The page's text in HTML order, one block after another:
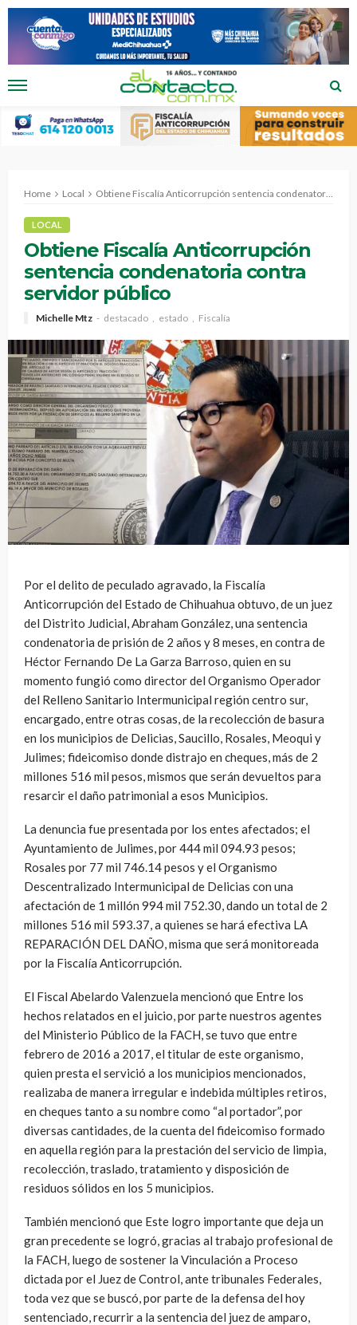
Home Local Obtiene Fiscalía Anticorrupción sentencia condenatoria contra servidor público
LOCAL
Obtiene Fiscalía Anticorrupción
sentencia condenatoria contra
servidor público
Michelle Mtz destacado estado Fiscalía
Por el delito de peculado agravado, la Fiscalía
Anticorrupción del Estado de Chihuahua obtuvo, de un juez
del Distrito Judicial, Abraham González, una sentencia
condenatoria de prisión de 2 años y 8 meses, en contra de
Héctor Fernando De La Garza Barroso, quien en su
momento fungió como director del Organismo Operador
del Relleno Sanitario Intermunicipal región centro sur,
encargado, entre otras cosas, de la recolección de basura
en los municipios de Delicias, Saucillo, Rosales, Meoqui y
Julimes; fideicomiso donde distrajo en cheques, más de 2
millones 516 mil pesos, mismos que serán devueltos para
resarcir el daño patrimonial a esos Municipios.
La denuncia fue presentada por los entes afectados; el
Ayuntamiento de Julimes, por 444 mil 094.93 pesos;
Rosales por 77 mil 746.14 pesos y el Organismo
Descentralizado Intermunicipal de Delicias con una
afectación de 1 millón 994 mil 752.30, dando un total de 2
millones 516 mil 593.37, a quienes se hará efectiva LA
REPARACIÓN DEL DAÑO, misma que será monitoreada
por la Fiscalía Anticorrupción.
El Fiscal Abelardo Valenzuela mencionó que Entre los
hechos relatados en el juicio, por parte nuestros agentes
del Ministerio Público de la FACH, se tuvo que entre
febrero de 2016 a 2017, el titular de este organismo,
quien presta el servició a los municipios mencionados,
realizaba de manera irregular e indebida múltiples retiros,
en cheques tanto a su nombre como “al portador”, por
diversas cantidades, de la cuenta del fideicomiso formado
en aquella región para la prestación del servicio de limpia,
recolección, traslado, tratamiento y disposición de
residuos sólidos en los 5 municipios.
También mencionó que Este logro importante que deja un
gran precedente se logró, gracias al trabajo profesional de
la FACH, luego de sostener la Vinculación a Proceso
dictada por el Juez de Control, ante tribunales Federales,
toda vez que se buscó, por parte de la defensa del hoy
sentenciado, recurrir a la sentencia del juez de amparo,